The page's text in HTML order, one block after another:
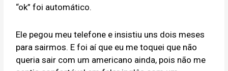
“ok” foi automático.
Ele pegou meu telefone e insistiu uns dois meses
para sairmos. E foi aí que eu me toquei que não
queria sair com um americano ainda, pois não me